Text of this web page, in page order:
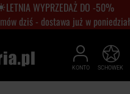
LETNIA WYPRZEDAŻ DO -50%
dziś - dostawa już w
KONTO SCHOWEK